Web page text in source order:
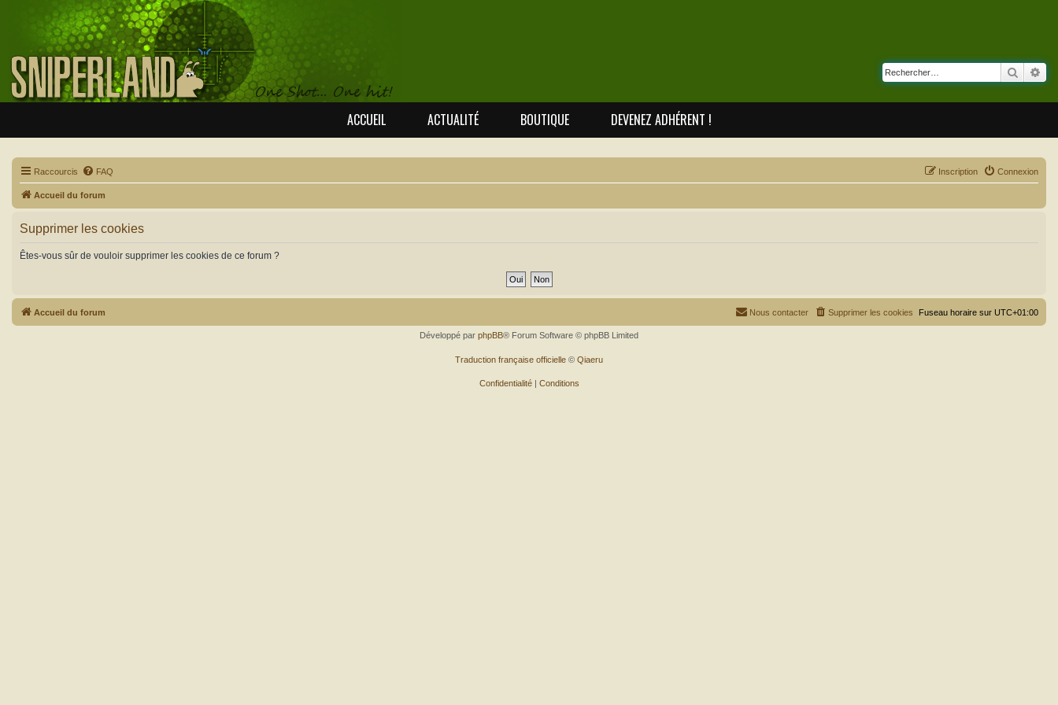
ACCUEIL ACTUALITÉ BOUTIQUE DEVENEZ ADHÉRENT !
Raccourcis FAQ Connexion
Inscription
Accueil du forum
Supprimer les cookies
Êtes-vous sûr de vouloir supprimer les cookies de ce forum ?
Accueil du forum Fuseau horaire sur UTC+01:00
Supprimer les cookies
Nous contacter
Développé par phpBB® Forum Software © phpBB Limited
Traduction française officielle © Qiaeru
Confidentialité| Conditions